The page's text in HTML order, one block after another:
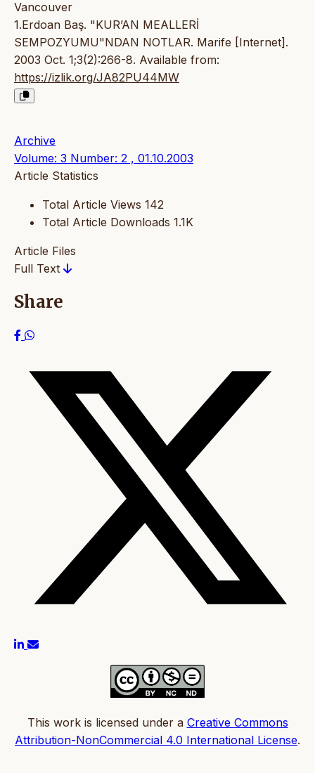
Vancouver
1.Erdoan Baş. "KUR’AN MEALLERİ
SEMPOZYUMU"NDAN NOTLAR. Marife [Internet].
2003 Oct. 1;3(2):266-8. Available from:
https://izlik.org/JA82PU44MW
Archive
Volume: 3 Number: 2 , 01.10.2003
Article Statistics
Total Article Views 142
Total Article Downloads 1.1K
Article Files
Full Text
Share
This work is licensed under a Creative Commons
Attribution-NonCommercial 4.0 International License.